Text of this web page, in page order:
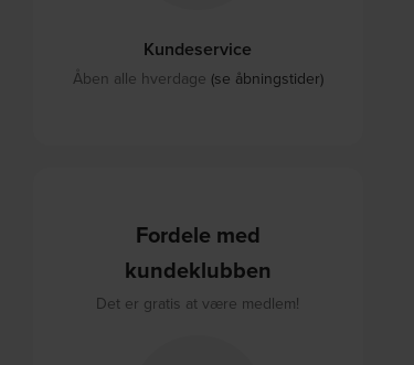
Kundeservice
Åben alle hverdage (se åbningstider)
Fordele med
kundeklubben
Det er gratis at være medlem!